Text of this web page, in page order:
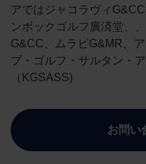
アではジャコラヴィ
ンボックゴルフ廣済堂、
G&CC、ムラピG&MR、
ブ・ゴルフ・サルタン・
（KGSASS)
お問い